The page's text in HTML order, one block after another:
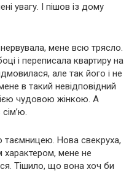
увагу. І пішов із дому
мене всю трясло.
і переписала квартиру на
але так його і не
в такий невідповідний
чудовою жінкою. А
таємницею. Нова свекруха,
мене не
Тішило, що вона хоч би